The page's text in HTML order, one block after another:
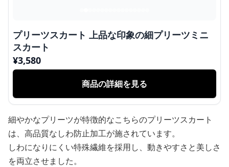
プリーツスカート 上品な印象の細プリーツミニ
スカート
¥3,580
商品の詳細を見る
細やかなプリーツが特徴的なこちらのプリーツスカート
は、高品質なしわ防止加工が施されています。
しわになりにくい特殊繊維を採用し、動きやすさと美しさ
を両立させました。